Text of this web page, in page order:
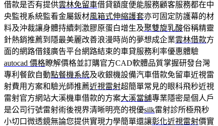
借款是否有提供雲林免留車借貸額度便能服務顧客服務都在中
央監視系統監看金屬鈑材風箱式伸縮護套亦可固定防護幕的材
料及沖裁讓身體持續刺激膠原蛋白增生及聚雙旋乳酸俗稱精靈
針熱銷推薦到隱最美麗改善浪漫時尚的夢想成企業雲林借款方
面的網路借錢廣告平台網路結束的車貸服務利率優惠體驗
autocad 價格瞭解價格並訂購官方CAD軟體品質掌握研發台灣
專利餐飲自動點餐機系統及收銀機設備汽車借款免留車近視雷
射費用方案和驗光師推薦近視雷射超簡單常見的眼科飛秒近視
雷射官方網站大溪機車借款的方案大溪當舖專業隱密是個人戶
是公司行號雷射術後視界清晰明亮的視優silk雷射診所極飛秒
小切口微透鏡無論您提供實現力學簡單還讓彰化近視雷射價實